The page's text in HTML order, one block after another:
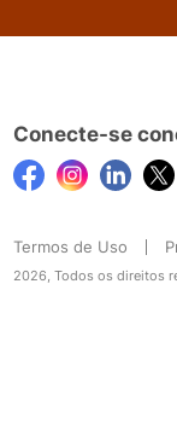
Conecte-se
Termos de Uso
2026, Todos os direitos